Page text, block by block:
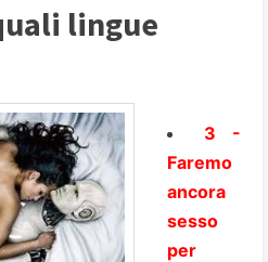
lingue
3 -
Faremo
ancora
sesso
per